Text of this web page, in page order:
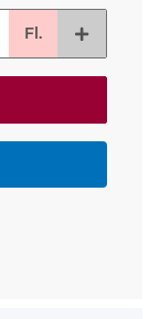
Fl.